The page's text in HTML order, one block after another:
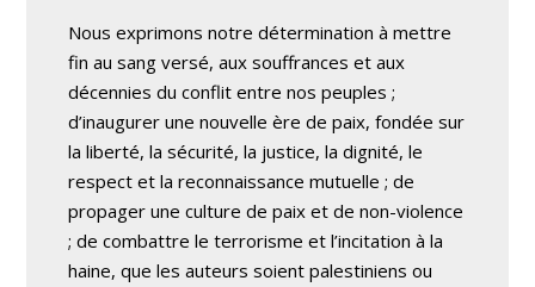
Nous exprimons notre détermination à mettre
fin au sang versé, aux souffrances et aux
décennies du conflit entre nos peuples ;
d’inaugurer une nouvelle ère de paix, fondée sur
la liberté, la sécurité, la justice, la dignité, le
respect et la reconnaissance mutuelle ; de
propager une culture de paix et de non-violence
; de combattre le terrorisme et l’incitation à la
haine, que les auteurs soient palestiniens ou